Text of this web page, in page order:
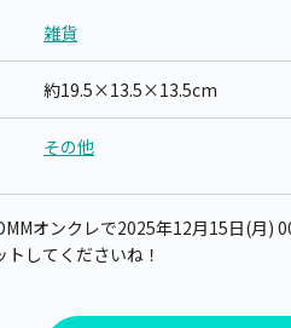
雑貨
約19.5×13.5×13.5cm
その他
オンクレで2025年12月15日(月)
してくださいね！